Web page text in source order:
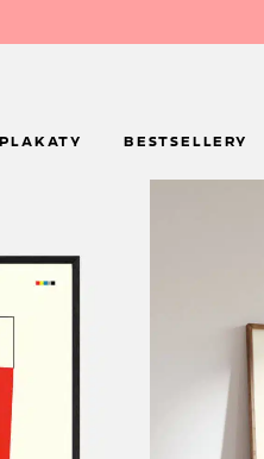
PLAKATY BESTSELLERY